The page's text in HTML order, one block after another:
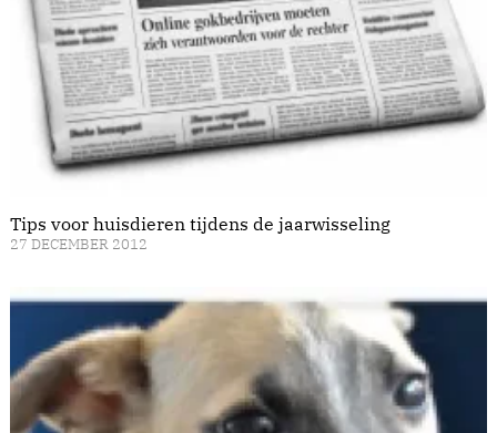
Tips voor huisdieren tijdens de jaarwisseling
27 DECEMBER 2012